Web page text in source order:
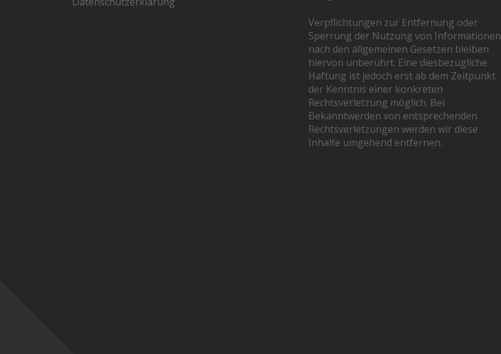
Verpflichtungen zur Entfernung oder
Sperrung der Nutzung von Informationen
nach den allgemeinen Gesetzen bleiben
hiervon unberührt. Eine diesbezügliche
Haftung ist jedoch erst ab dem Zeitpunkt
der Kenntnis einer konkreten
Rechtsverletzung möglich. Bei
Bekanntwerden von entsprechenden
Rechtsverletzungen werden wir diese
Inhalte umgehend entfernen.